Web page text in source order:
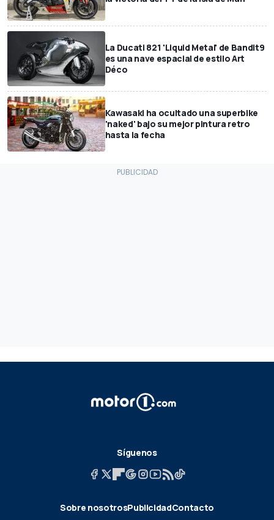
La Ducati 821 'Liquid Metal' de Bandit9
es una nave espacial de estilo Art
Déco
Kawasaki ha ocultado una superbike
'naked' bajo su mejor pintura retro
hasta la fecha
Síguenos
Sobre nosotrosPublicidadContacto